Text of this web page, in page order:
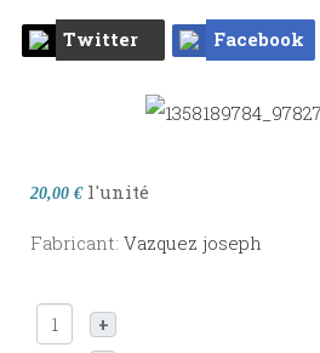
Twitter Facebook
20,00 € l'unité
Fabricant: Vazquez joseph
+